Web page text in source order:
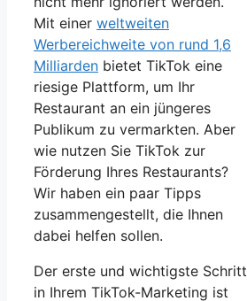
Mit einer weltweiten
Werbereichweite von rund 1,6
Milliarden bietet TikTok eine
riesige Plattform, um Ihr
Restaurant an ein jüngeres
Publikum zu vermarkten. Aber
wie nutzen Sie TikTok zur
Förderung Ihres Restaurants?
Wir haben ein paar Tipps
zusammengestellt, die Ihnen
dabei helfen sollen.
Der erste und wichtigste Schritt
in Ihrem TikTok-Marketing ist